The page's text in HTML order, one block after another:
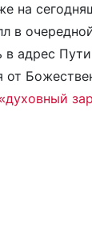
на
в
в адрес
от